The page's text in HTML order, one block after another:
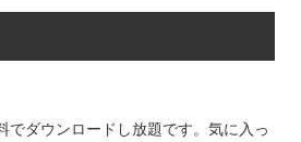
でダウンロードし放題です。気に入っ